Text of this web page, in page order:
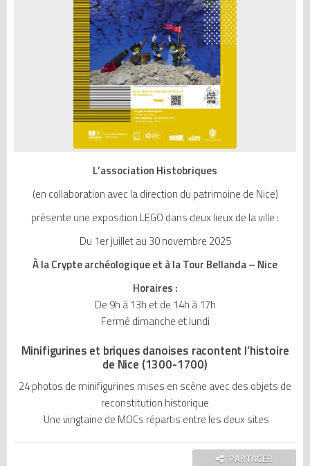
L’association Histobriques
(en collaboration avec la direction du patrimoine de Nice)
présente une exposition LEGO dans deux lieux de la ville :
Du 1er juillet au 30 novembre 2025
À la Crypte archéologique et à la Tour Bellanda – Nice
Horaires :
De 9h à 13h et de 14h à 17h
Fermé dimanche et lundi
Minifigurines et briques danoises racontent l’histoire
de Nice (1300-1700)
24 photos de minifigurines mises en scène avec des objets de
reconstitution historique
Une vingtaine de MOCs répartis entre les deux sites
PARTAGER